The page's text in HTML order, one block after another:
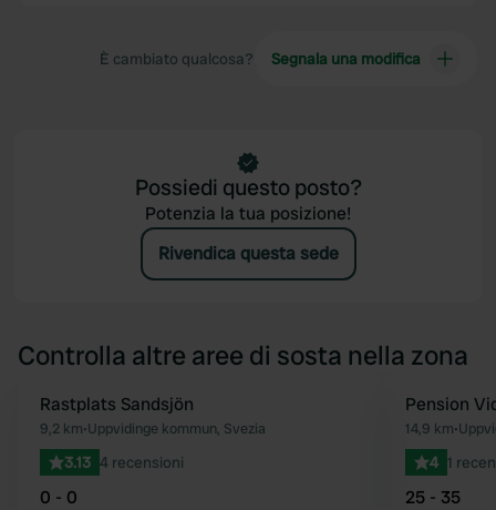
È cambiato qualcosa? Segnala una modifica
Possiedi questo posto?
Potenzia la tua posizione!
Rivendica questa sede
Controlla altre aree di sosta nella zona
Preferito
Rastplats Sandsjön
9,2 km•Uppvidinge kommun, Svezia
3.13 4 recensioni
0 - 0
Pension
14,9 km•
4 1
25 - 35